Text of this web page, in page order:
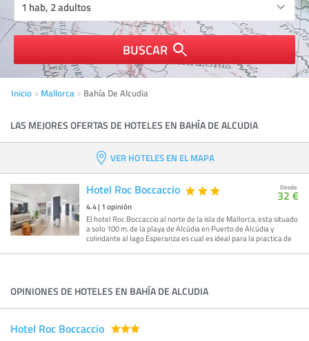
BUSCAR
Inicio Mallorca Bahía De Alcudia
LAS MEJORES OFERTAS DE HOTELES EN BAHÍA DE ALCUDIA
VER HOTELES EN EL MAPA
Hotel Roc Boccaccio
4.4| 1opinión
El hotel Roc Boccaccio al norte de la isla de Mallorca, esta situado
a solo 100 m. de la playa de Alcúdia en Puerto de Alcúdia y
colindante al lago Esperanza es cual es ideal para la practica de
Desde
32 €
OPINIONES DE HOTELES EN BAHÍA DE ALCUDIA
Hotel Roc Boccaccio